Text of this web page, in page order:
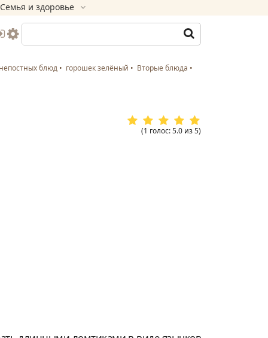
Семья и здоровье
блюд горошек зелёный
Вторые блюда
(1 голос:5.0 из5)